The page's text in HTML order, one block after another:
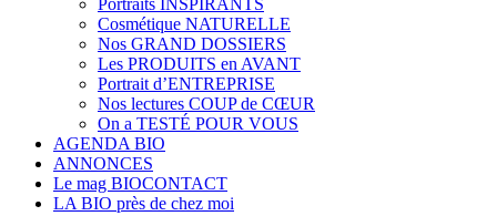
Cosmétique NATURELLE
Nos GRAND DOSSIERS
Les PRODUITS en AVANT
Portrait d’ENTREPRISE
Nos lectures COUP de CŒUR
On a TESTÉ POUR VOUS
AGENDA BIO
ANNONCES
Le mag BIOCONTACT
LA BIO près de chez moi